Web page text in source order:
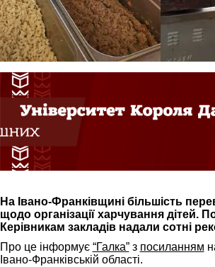
На Івано-Франківщині більшість
щодо організації харчування дітей.
Керівникам закладів надали сотні
Про це інформує “Галка”з посиланням
Івано-Франківській області.